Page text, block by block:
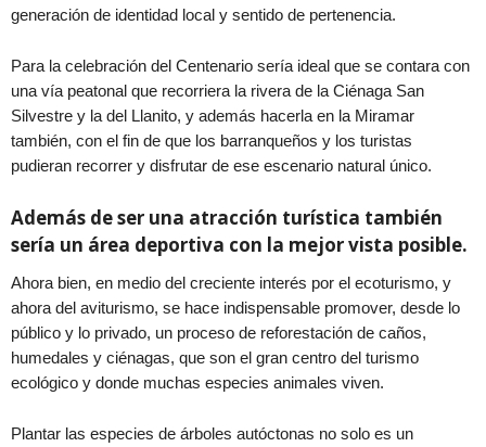
generación de identidad local y sentido de pertenencia.
Para la celebración del Centenario sería ideal que se contara con
una vía peatonal que recorriera la rivera de la Ciénaga San
Silvestre y la del Llanito, y además hacerla en la Miramar
también, con el fin de que los barranqueños y los turistas
pudieran recorrer y disfrutar de ese escenario natural único.
Además de ser una atracción turística también
sería un área deportiva con la mejor vista posible.
Ahora bien, en medio del creciente interés por el ecoturismo, y
ahora del aviturismo, se hace indispensable promover, desde lo
público y lo privado, un proceso de reforestación de caños,
humedales y ciénagas, que son el gran centro del turismo
ecológico y donde muchas especies animales viven.
Plantar las especies de árboles autóctonas no solo es un